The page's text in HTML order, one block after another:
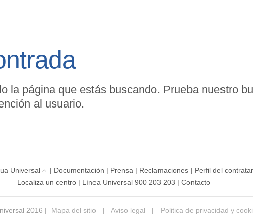
la página que estás buscando. Prueba nuestro
al usuario.
Universal | Documentación | Prensa | Reclamaciones | Perfil del
Localiza un centro | Línea Universal 900 203 203 | Contacto
2016 | Mapa del sitio | Aviso legal |
Politica de privacidad y